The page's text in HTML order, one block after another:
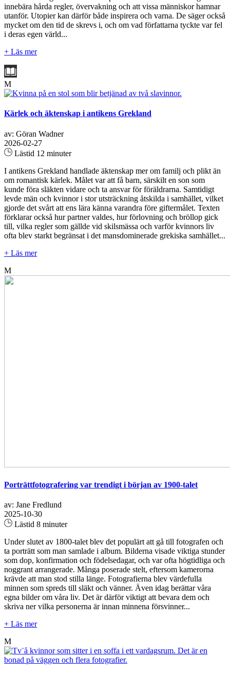
innebära hårda regler, övervakning och att vissa människor hamnar
utanför. Utopier kan därför både inspirera och varna. De säger också
mycket om den tid de skrevs i, och om vad författarna tyckte var fel
i deras egen värld...
+ Läs mer
M
Kärlek och äktenskap i antikens Grekland
av: Göran Wadner
2026-02-27
Lästid 12 minuter
I antikens Grekland handlade äktenskap mer om familj och plikt än
om romantisk kärlek. Målet var att få barn, särskilt en son som
kunde föra släkten vidare och ta ansvar för föräldrarna. Samtidigt
levde män och kvinnor i stor utsträckning åtskilda i samhället, vilket
gjorde det svårt att ens lära känna varandra före giftermålet. Texten
förklarar också hur partner valdes, hur förlovning och bröllop gick
till, vilka regler som gällde vid skilsmässa och varför kvinnors liv
ofta blev starkt begränsat i det mansdominerade grekiska samhället...
+ Läs mer
M
Porträttfotografering var trendigt i början av 1900-talet
av: Jane Fredlund
2025-10-30
Lästid 8 minuter
Under slutet av 1800-talet blev det populärt att gå till fotografen och
ta porträtt som man samlade i album. Bilderna visade viktiga stunder
som dop, konfirmation och födelsedagar, och var ofta högtidliga och
noggrant arrangerade. Många poserade stelt, eftersom kamerorna
krävde att man stod stilla länge. Fotografierna blev värdefulla
minnen som spreds till släkt och vänner. Även idag berättar våra
egna bilder om våra liv. Det är därför viktigt att bevara dem och
skriva ner vilka personerna är innan minnena försvinner...
+ Läs mer
M